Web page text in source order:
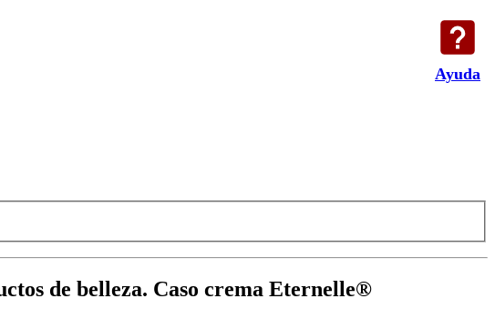
Ayuda
de belleza. Caso crema Eternelle®